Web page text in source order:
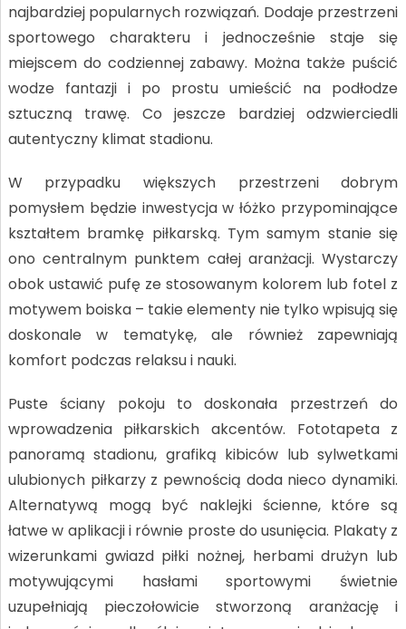
najbardziej popularnych rozwiązań. Dodaje przestrzeni
sportowego charakteru i jednocześnie staje się
miejscem do codziennej zabawy. Można także puścić
wodze fantazji i po prostu umieścić na podłodze
sztuczną trawę. Co jeszcze bardziej odzwierciedli
autentyczny klimat stadionu.
W przypadku większych przestrzeni dobrym
pomysłem będzie inwestycja w łóżko przypominające
kształtem bramkę piłkarską. Tym samym stanie się
ono centralnym punktem całej aranżacji. Wystarczy
obok ustawić pufę ze stosowanym kolorem lub fotel z
motywem boiska – takie elementy nie tylko wpisują się
doskonale w tematykę, ale również zapewniają
komfort podczas relaksu i nauki.
Puste ściany pokoju to doskonała przestrzeń do
wprowadzenia piłkarskich akcentów. Fototapeta z
panoramą stadionu, grafiką kibiców lub sylwetkami
ulubionych piłkarzy z pewnością doda nieco dynamiki.
Alternatywą mogą być naklejki ścienne, które są
łatwe w aplikacji i równie proste do usunięcia. Plakaty z
wizerunkami gwiazd piłki nożnej, herbami drużyn lub
motywującymi hasłami sportowymi świetnie
uzupełniają pieczołowicie stworzoną aranżację i